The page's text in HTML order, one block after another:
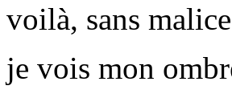
voilà, sans
je vois mon